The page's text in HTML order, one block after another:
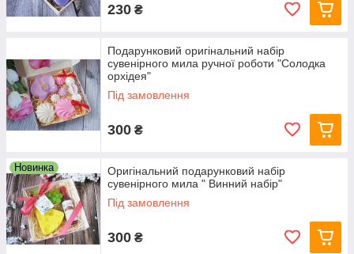
230 ₴
Подарунковий оригінальний набір
сувенірного мила ручної роботи "Солодка
орхідея"
Під замовлення
300 ₴
Новинка
Оригінальний подарунковий набір
сувенірного мила " Винний набір"
Під замовлення
300 ₴